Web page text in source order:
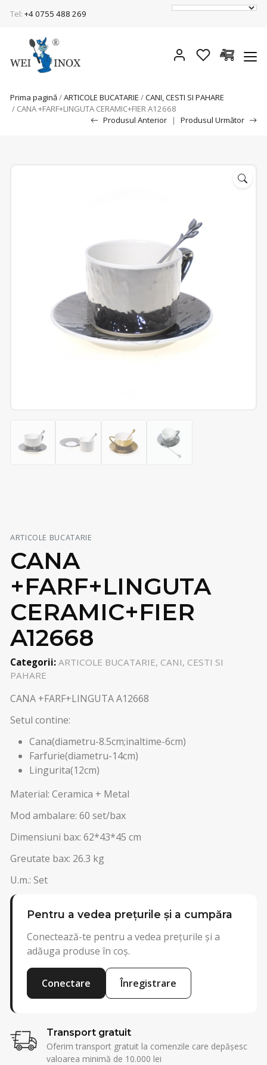
Tel: +4 0755 488 269
Prima pagină/ARTICOLE BUCATARIE /CANI, CESTI SI PAHARE
/ CANA +FARF+LINGUTA CERAMIC+FIER A12668
Produsul Anterior
| Produsul Următor
ARTICOLE BUCATARIE
CANA
+FARF+LINGUTA
CERAMIC+FIER
A12668
Categorii: ARTICOLE BUCATARIE, CANI, CESTI SI
PAHARE
CANA +FARF+LINGUTA A12668
Setul contine:
Cana(diametru-8.5cm;inaltime-6cm)
Farfurie(diametru-14cm)
Lingurita(12cm)
Material: Ceramica + Metal
Mod ambalare: 60 set/bax
Dimensiuni bax: 62*43*45 cm
Greutate bax: 26.3 kg
U.m.: Set
Pentru a vedea prețurile și a cumpăra
Conectează-te pentru a vedea prețurile și a
adăuga produse în coș.
Conectare Înregistrare
Transport gratuit
Oferim transport gratuit la comenzile care depășesc
valoarea minimă de 10.000 lei